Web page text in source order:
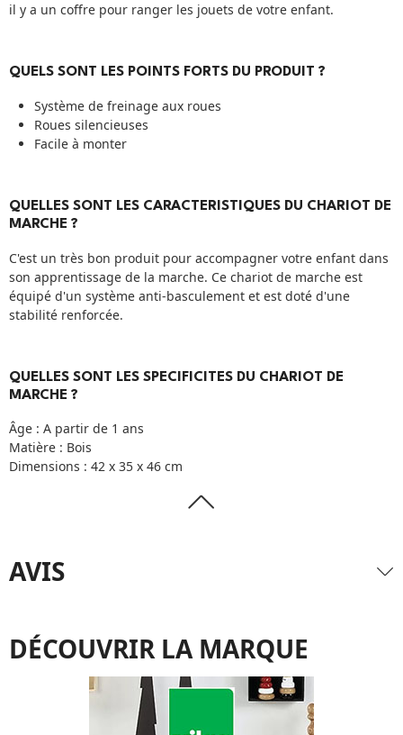
il y a un coffre pour ranger les jouets de votre enfant.
QUELS SONT LES POINTS FORTS DU PRODUIT ?
Système de freinage aux roues
Roues silencieuses
Facile à monter
QUELLES SONT LES CARACTERISTIQUES DU CHARIOT DE
MARCHE ?
C'est un très bon produit pour accompagner votre enfant dans
son apprentissage de la marche. Ce chariot de marche est
équipé d'un système anti-basculement et est doté d'une
stabilité renforcée.
QUELLES SONT LES SPECIFICITES DU CHARIOT DE
MARCHE ?
Âge : A partir de 1 ans
Matière : Bois
Dimensions : 42 x 35 x 46 cm
AVIS
DÉCOUVRIR LA MARQUE